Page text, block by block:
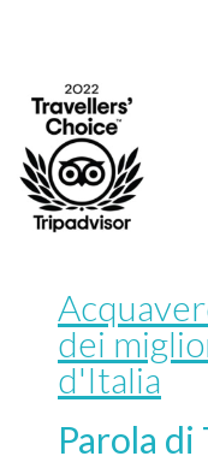
dei
d'Italia
Parola